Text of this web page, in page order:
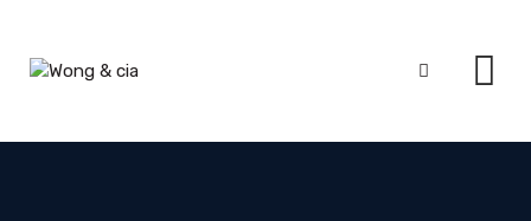
content